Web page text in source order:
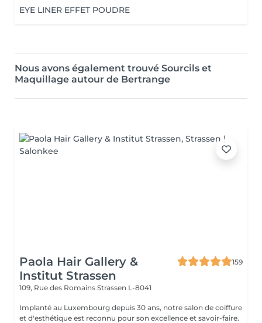
EYE LINER EFFET POUDRE
Nous avons également trouvé Sourcils et
Maquillage autour de Bertrange
Paola Hair Gallery &
Institut Strassen
159
109, Rue des Romains Strassen L-8041
Implanté au Luxembourg depuis 30 ans, notre salon de coiffure
et d'esthétique est reconnu pour son excellence et savoir-faire.